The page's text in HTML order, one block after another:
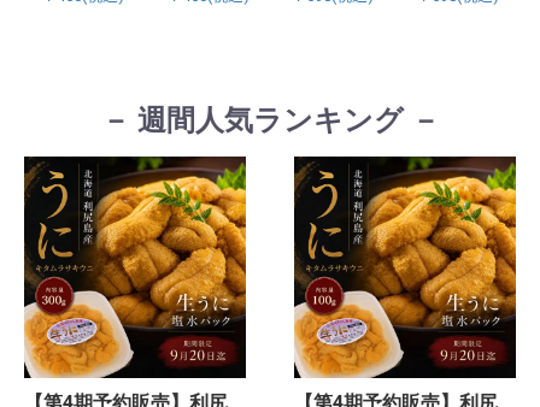
－ 週間人気ランキング －